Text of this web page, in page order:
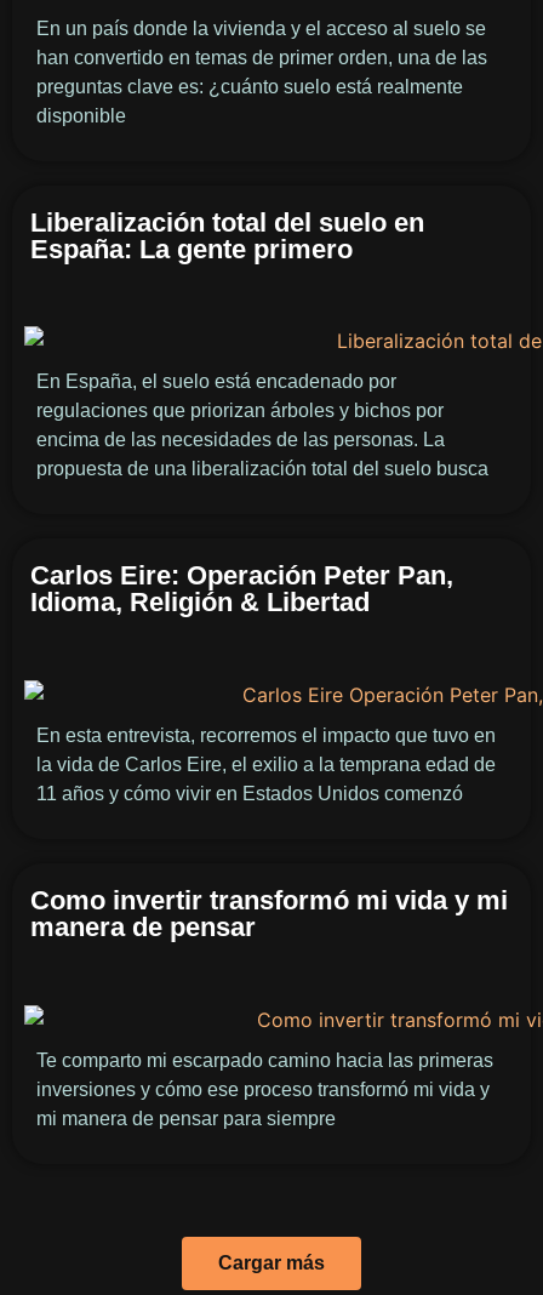
En un país donde la vivienda y el acceso al suelo se
han convertido en temas de primer orden, una de las
preguntas clave es: ¿cuánto suelo está realmente
disponible
Liberalización total del suelo en
España: La gente primero
En España, el suelo está encadenado por
regulaciones que priorizan árboles y bichos por
encima de las necesidades de las personas. La
propuesta de una liberalización total del suelo busca
Carlos Eire: Operación Peter Pan,
Idioma, Religión & Libertad
En esta entrevista, recorremos el impacto que tuvo en
la vida de Carlos Eire, el exilio a la temprana edad de
11 años y cómo vivir en Estados Unidos comenzó
Como invertir transformó mi vida y mi
manera de pensar
Te comparto mi escarpado camino hacia las primeras
inversiones y cómo ese proceso transformó mi vida y
mi manera de pensar para siempre
Cargar más